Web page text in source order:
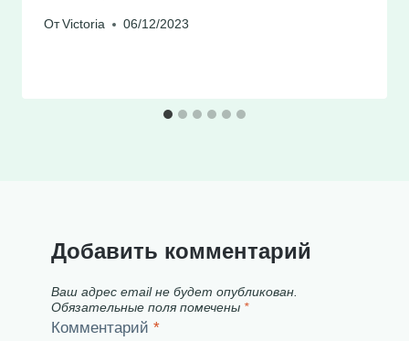
От Victoria 06/12/2023
Добавить комментарий
Ваш адрес email не будет опубликован.
Обязательные поля помечены *
Комментарий *